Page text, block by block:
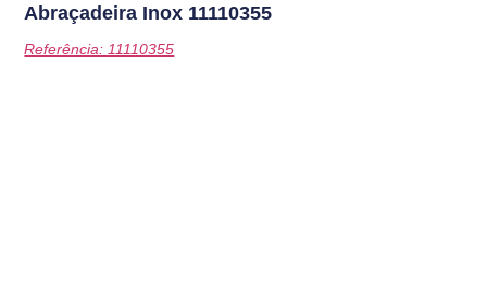
Abraçadeira Inox 11110355
Referência: 11110355